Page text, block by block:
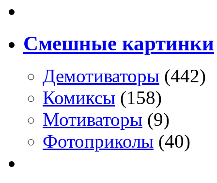
Смешные картинки
Демотиваторы (442)
Комиксы (158)
Мотиваторы (9)
Фотоприколы (40)